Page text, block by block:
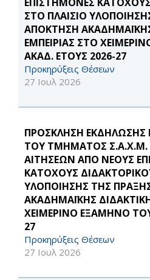
ΣΤΟ ΠΛΑΙΣΙΟ
ΑΠΟΚΤΗΣΗ
ΕΜΠΕΙΡΙΑΣ ΣΤΟ
ΑΚΑΔ. ΕΤΟΥΣ 2026-27
Προκηρύξεις Θέσεων
27 Ιουλ 2026
ΠΡΟΣΚΛΗΣΗ ΕΚΔΗΛΩΣΗΣ
ΤΟΥ ΤΜΗΜΑΤΟΣ Σ.Α.Χ.Μ.
ΑΙΤΗΣΕΩΝ ΑΠΟ ΝΕΟΥΣ
ΚΑΤΟΧΟΥΣ
ΥΛΟΠΟΙΗΣΗΣ ΤΗΣ
ΑΚΑΔΗΜΑΪΚΗΣ
ΧΕΙΜΕΡΙΝΟ ΕΞΑΜΗΝΟ
27
Προκηρύξεις Θέσεων
27 Ιουλ 2026